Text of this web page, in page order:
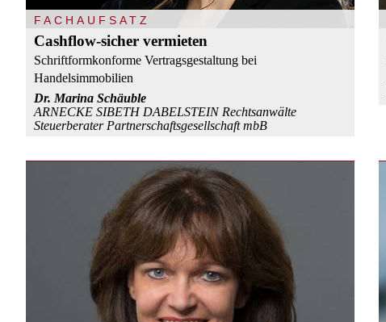
FACHAUFSATZ
Cashflow-sicher vermieten
Schriftformkonforme Vertragsgestaltung bei
Handelsimmobilien
Dr. Marina Schäuble
ARNECKE SIBETH DABELSTEIN Rechtsanwälte
Steuerberater Partnerschaftsgesellschaft mbB